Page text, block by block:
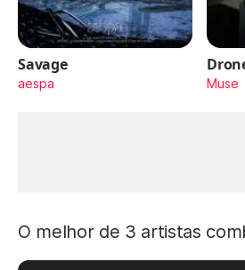
Savage
aespa Muse
O melhor de 3 artistas